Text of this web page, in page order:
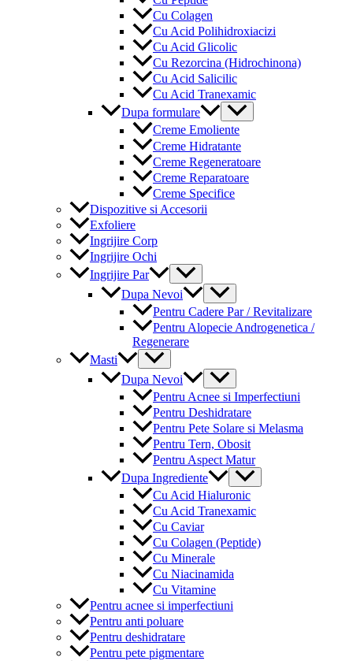
Cu Colagen
Cu Acid Polihidroxiacizi
Cu Acid Glicolic
Cu Rezorcina (Hidrochinona)
Cu Acid Salicilic
Cu Acid Tranexamic
Dupa formulare
Menu
Toggle
Creme Emoliente
Creme Hidratante
Creme Regeneratoare
Creme Reparatoare
Creme Specifice
Dispozitive si Accesorii
Exfoliere
Ingrijire Corp
Ingrijire Ochi
Ingrijire Par
Menu
Toggle
Dupa Nevoi
Menu
Toggle
Pentru Cadere Par / Revitalizare
Pentru Alopecie Androgenetica /
Regenerare
Masti
Menu
Toggle
Dupa Nevoi
Menu
Toggle
Pentru Acnee si Imperfectiuni
Pentru Deshidratare
Pentru Pete Solare si Melasma
Pentru Tern, Obosit
Pentru Aspect Matur
Dupa Ingrediente
Menu
Toggle
Cu Acid Hialuronic
Cu Acid Tranexamic
Cu Caviar
Cu Colagen (Peptide)
Cu Minerale
Cu Niacinamida
Cu Vitamine
Pentru acnee si imperfectiuni
Pentru anti poluare
Pentru deshidratare
Pentru pete pigmentare